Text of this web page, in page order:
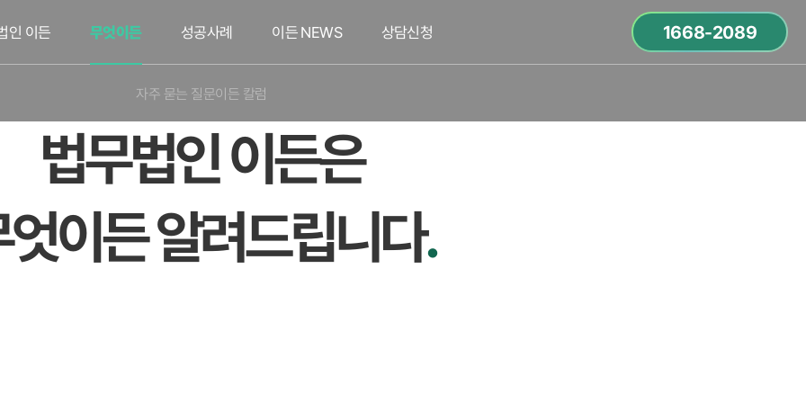
인 이든 무엇이든
자주 묻는 질문이든 칼럼
성공사례 이든 NEWS 상담신청 1668-2089
법무법인 이든은
이든 알려드립니다.